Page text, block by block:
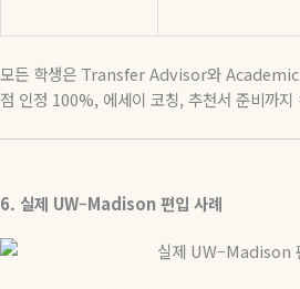
모든 학생은 Transfer Advisor와
점 인정 100%, 에세이 코칭, 추천서 준비까지
6. 실제 UW–Madison편입 사례